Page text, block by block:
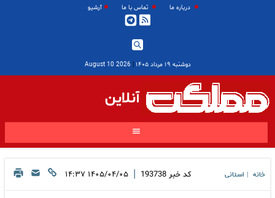
درباره ما تماس با ما آرشیو
دوشنبه ۱۹ مرداد ۱۴۰۵ |
2026 August 10
آنلاین
خانه استانی کد خبر 193738
| ۱۴۰۵/۰۴/۰۵ ۱۴:۳۷